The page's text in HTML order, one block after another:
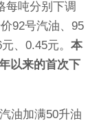
每吨分别下调
92号汽油、95
、0.45元。本
以来的首次下
油加满50升油